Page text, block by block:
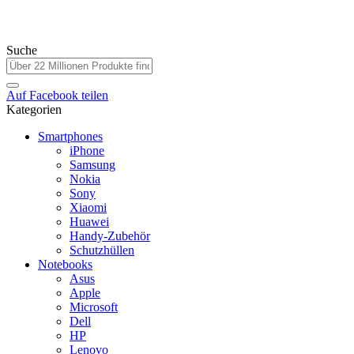
Suche
AufFacebook teilen
Kategorien
Smartphones
iPhone
Samsung
Nokia
Sony
Xiaomi
Huawei
Handy-Zubehör
Schutzhüllen
Notebooks
Asus
Apple
Microsoft
Dell
HP
Lenovo